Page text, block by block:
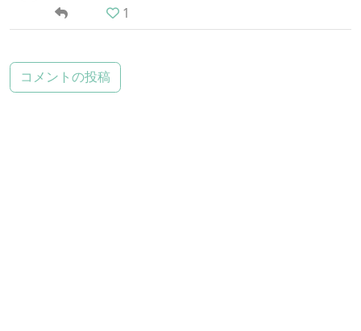
1
コメントの投稿